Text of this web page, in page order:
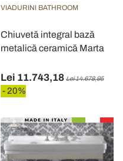
VIADURINI BATHROOM
Chiuvetă integral bază
metalică ceramică Marta
Lei 11.743,18 Lei 14.678,95
- 20%